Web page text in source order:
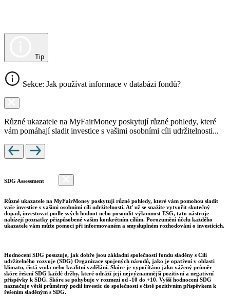
Tip
Sekce: Jak používat informace v databázi fondů?
Různé ukazatele na MyFairMoney poskytují různé pohledy, které
vám pomáhají sladit investice s vašimi osobními cíli udržitelnosti...
SDG Assessment
Různé ukazatele na MyFairMoney poskytují různé pohledy, které vám pomohou sladit
vaše investice s vašimi osobními cíli udržitelnosti. Ať už se snažíte vytvořit skutečný
dopad, investovat podle svých hodnot nebo posoudit výkonnost ESG, tato nástroje
nabízejí poznatky přizpůsobené vašim konkrétním cílům. Porozumění účelu každého
ukazatele vám může pomoci při informovaném a smysluplném rozhodování o investicích.
Hodnocení SDG posuzuje, jak dobře jsou základní společnosti fondu sladěny s Cíli
udržitelného rozvoje (SDG) Organizace spojených národů, jako je opatření v oblasti
klimatu, čistá voda nebo kvalitní vzdělání. Skóre je vypočítáno jako vážený průměr
skóre řešení SDG každé držby, které odráží její nejvýznamnější pozitivní a negativní
příspěvky k SDG. Skóre se pohybuje v rozmezí od -10 do +10. Vyšší hodnocení SDG
naznačuje větší průměrný podíl investic do společností s čistě pozitivním příspěvkem k
řešením sladěným s SDG.